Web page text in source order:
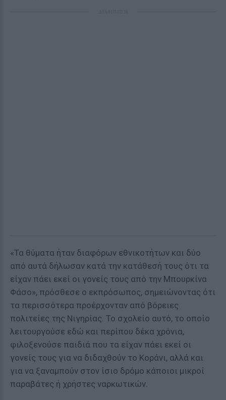
«Τα θύματα ήταν διαφόρων εθνικοτήτων και δύο
από αυτά δήλωσαν κατά την κατάθεσή τους ότι τα
είχαν πάει εκεί οι γονείς τους από την Μπουρκίνα
Φάσο», πρόσθεσε ο εκπρόσωπος, σημειώνοντας ότι
τα περισσότερα προέρχονταν από βόρειες
πολιτείες της Νιγηρίας. Το σχολείο αυτό, το οποίο
λειτουργούσε εδώ και περίπου δέκα χρόνια,
φιλοξενούσε παιδιά που τα είχαν πάει εκεί οι
γονείς τους για να διδαχθούν το Κοράνι, αλλά και
για να ξαναμπούν στον ίσιο δρόμο κάποιοι μικροί
παραβάτες ή χρήστες ναρκωτικών.